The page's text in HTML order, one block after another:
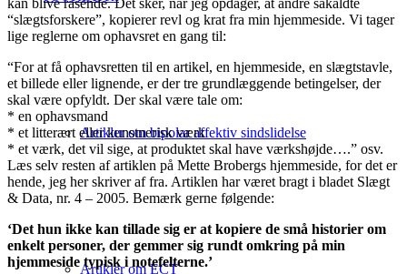
Artikler om bipolar affektiv sindslidelse
Artikler om ECT
“slægtsforskere”, kopierer revl og krat fra min hjemmeside. Vi tager
lige reglerne om ophavsret en gang til:
“For at få ophavsretten til en artikel, en hjemmeside, en slægtstavle,
et billede eller lignende, er der tre grundlæggende betingelser, der
skal være opfyldt. Der skal være tale om:
* en ophavsmand
* et litterært eller kunstnerisk værk
* et værk, det vil sige, at produktet skal have værkshøjde….” osv.
Læs selv resten af artiklen på Mette Brobergs hjemmeside, for det er
hende, jeg her skriver af fra. Artiklen har været bragt i bladet Slægt
& Data, nr. 4 – 2005. Bemærk gerne følgende:
‘Det hun ikke kan tillade sig er at kopiere de små historier om
enkelt personer, der gemmer sig rundt omkring på min
hjemmeside typisk i notefelterne.’